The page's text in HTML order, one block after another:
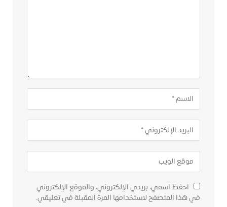
احفظ اسمي، بريدي الإلكتروني، والموقع الإلكتروني
في هذا المتصفح لاستخدامها المرة المقبلة في تعليقي.